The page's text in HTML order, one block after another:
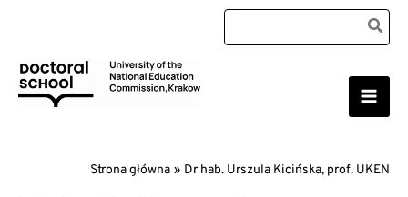
Search
for:
Main
Strona główna Dr hab. Urszula Kicińska, prof. UKEN